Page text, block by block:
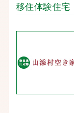
移住体験住宅